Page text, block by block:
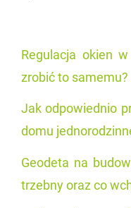
Re­gu­la­cja okien
zro­bić to sa­me­mu?
Jak od­po­wied­nio
domu
Geo­de­ta na
trzeb­ny oraz co